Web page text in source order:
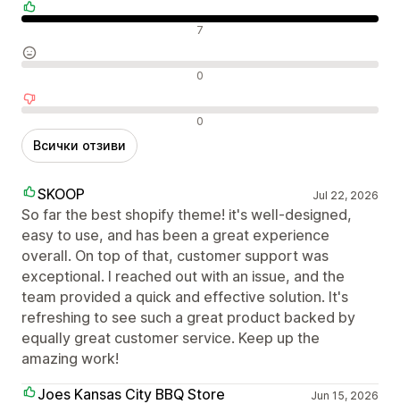
Положителни отзиви 7
Неутрални отзиви 0
Отрицателни отзиви 0
Всички отзиви
SKOOP Jul 22, 2026
So far the best shopify theme! it's well-designed,
easy to use, and has been a great experience
overall. On top of that, customer support was
exceptional. I reached out with an issue, and the
team provided a quick and effective solution. It's
refreshing to see such a great product backed by
equally great customer service. Keep up the
amazing work!
Joes Kansas City BBQ Store
Jun 15, 2026